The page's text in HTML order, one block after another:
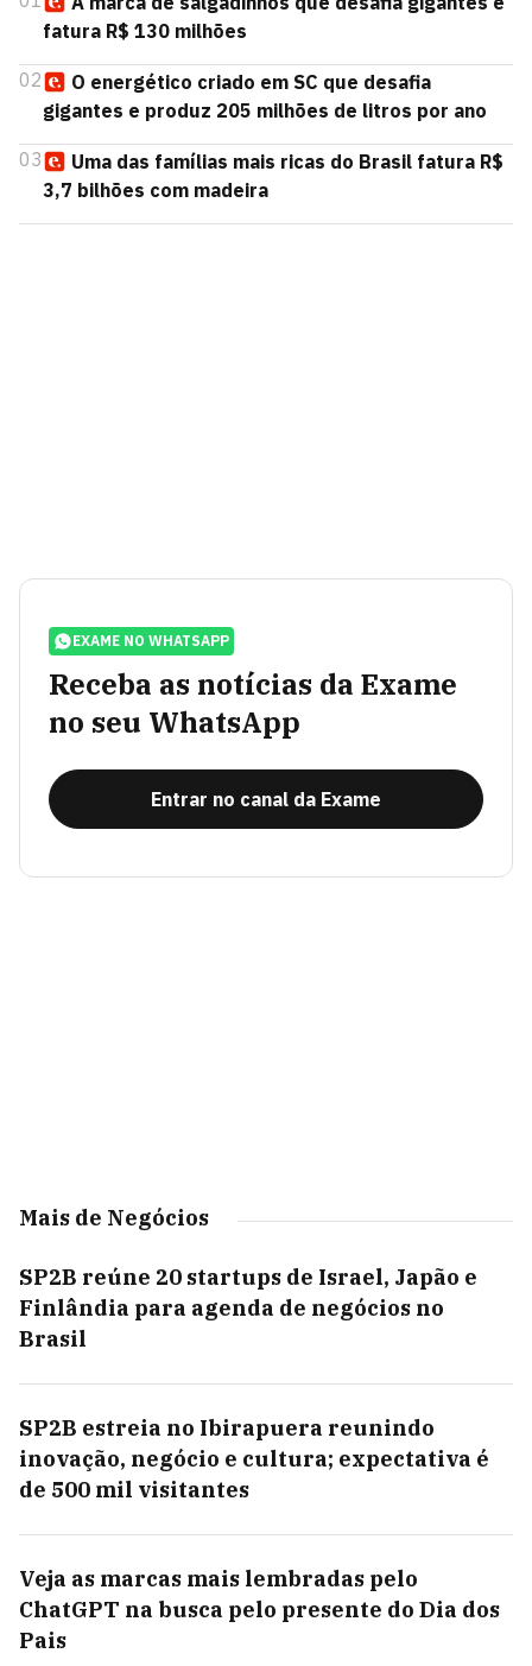
fatura R$ 130 milhões
02
O energético criado em SC que desafia
gigantes e produz 205 milhões de litros por ano
03
Uma das famílias mais ricas do Brasil fatura R$
3,7 bilhões com madeira
EXAME NO WHATSAPP
Receba as notícias da Exame
no seu WhatsApp
Entrar no canal da Exame
Mais de Negócios
SP2B reúne 20 startups de Israel, Japão e
Finlândia para agenda de negócios no
Brasil
SP2B estreia no Ibirapuera reunindo
inovação, negócio e cultura; expectativa é
de 500 mil visitantes
Veja as marcas mais lembradas pelo
ChatGPT na busca pelo presente do Dia dos
Pais